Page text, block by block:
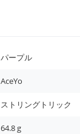
パープル
AceYo
ストリングトリック
64.8g